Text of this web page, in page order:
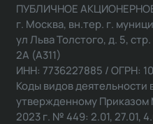
ПУБЛИЧНОЕ
г. Москва, вн.тер. г.
ул Льва Толстого, д. 5,
2А (А311)
ИНН: 7736227885 / ОГРН:
Коды видов деятельности
утвержденному Приказом
2023 г. № 449: 2.01, 27.01,